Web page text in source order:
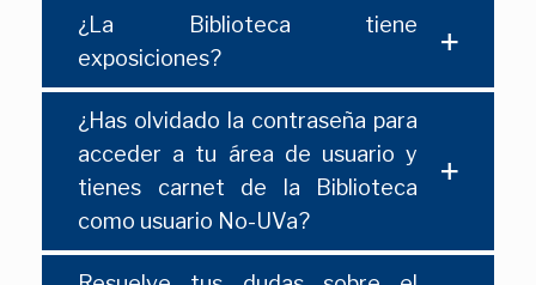
¿La Biblioteca tiene
exposiciones?
¿Has olvidado la contraseña para
acceder a tu área de usuario y
tienes carnet de la Biblioteca
como usuario No-UVa?